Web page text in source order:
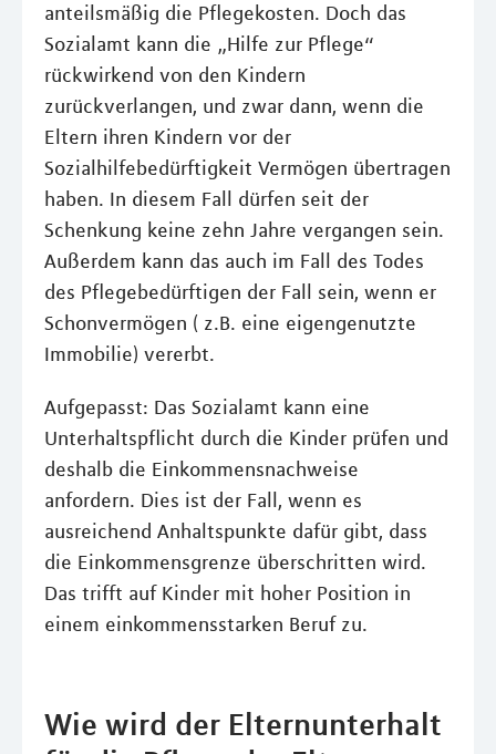
anteilsmäßig die Pflegekosten. Doch das
Sozialamt kann die „Hilfe zur Pflege“
rückwirkend von den Kindern
zurückverlangen, und zwar dann, wenn die
Eltern ihren Kindern vor der
Sozialhilfebedürftigkeit Vermögen übertragen
haben. In diesem Fall dürfen seit der
Schenkung keine zehn Jahre vergangen sein.
Außerdem kann das auch im Fall des Todes
des Pflegebedürftigen der Fall sein, wenn er
Schonvermögen ( z.B. eine eigengenutzte
Immobilie) vererbt.
Aufgepasst: Das Sozialamt kann eine
Unterhaltspflicht durch die Kinder prüfen und
deshalb die Einkommensnachweise
anfordern. Dies ist der Fall, wenn es
ausreichend Anhaltspunkte dafür gibt, dass
die Einkommensgrenze überschritten wird.
Das trifft auf Kinder mit hoher Position in
einem einkommensstarken Beruf zu.
Wie wird der Elternunterhalt